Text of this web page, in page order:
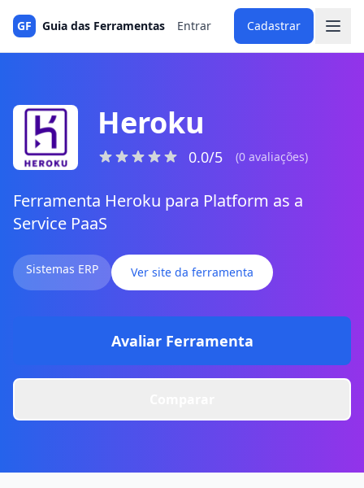
GF Guia das Ferramentas Entrar Cadastrar
Heroku
0.0/5 (0 avaliações)
Ferramenta Heroku para Platform as a
Service PaaS
Sistemas ERP Ver site da ferramenta
Avaliar Ferramenta